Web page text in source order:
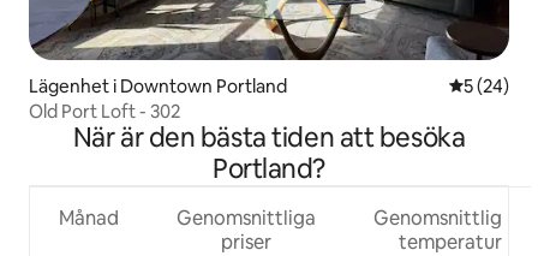
Lägenhet i Downtown Portland 5 av 5 i
5 (24)
Old Port Loft - 302
När är den bästa tiden att besöka
Portland?
Månad
Genomsnittliga
priser
Genomsnittlig
temperatur